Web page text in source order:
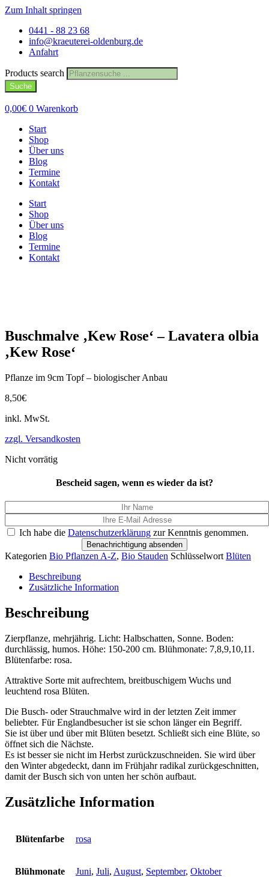
Zum Inhalt springen
0441 - 88 23 68
info@kraeuterei-oldenburg.de
Anfahrt
Products search
Suche
0,00€ 0 Warenkorb
Start
Shop
Über uns
Blog
Termine
Kontakt
Start
Shop
Über uns
Blog
Termine
Kontakt
Buschmalve ‚Kew Rose‘ – Lavatera olbia
‚Kew Rose‘
Pflanze im 9cm Topf – biologischer Anbau
8,50€
inkl. MwSt.
zzgl. Versandkosten
Nicht vorrätig
Bescheid sagen, wenn es wieder da ist?
Ich habe die Datenschutzerklärung zur Kenntnis genommen.
Benachrichtigung absenden
Kategorien Bio Pflanzen A-Z, Bio Stauden Schlüsselwort Blüten
Beschreibung
Zusätzliche Information
Beschreibung
Zierpflanze, mehrjährig. Licht: Halbschatten, Sonne. Boden:
durchlässig, humos. Höhe: 150-200 cm. Blühmonate: 7,8,9,10,11.
Blütenfarbe: rosa.
Attraktive Sorte mit aufrechtem, breitbuschigem Wuchs und
leuchtend rosa Blüten.
Die Busch- oder Strauchmalve wird in der letzten Zeit immer
beliebter. Für Englandbesucher ist sie schon länger ein Begriff.
Sie ist über und über mit Blüten besetzt. Schließt sich eine Blüte, so
öffnet sich die Nächste.
Es ist besser sie nicht im Herbst zurückzuschneiden. Sie wird über
den Winter abgedeckt, dann im Frühjahr radikal zurückgeschnitten,
damit der Busch sich von unten her schön aufbaut.
Zusätzliche Information
Blütenfarbe rosa
Blühmonate Juni, Juli, August, September, Oktober